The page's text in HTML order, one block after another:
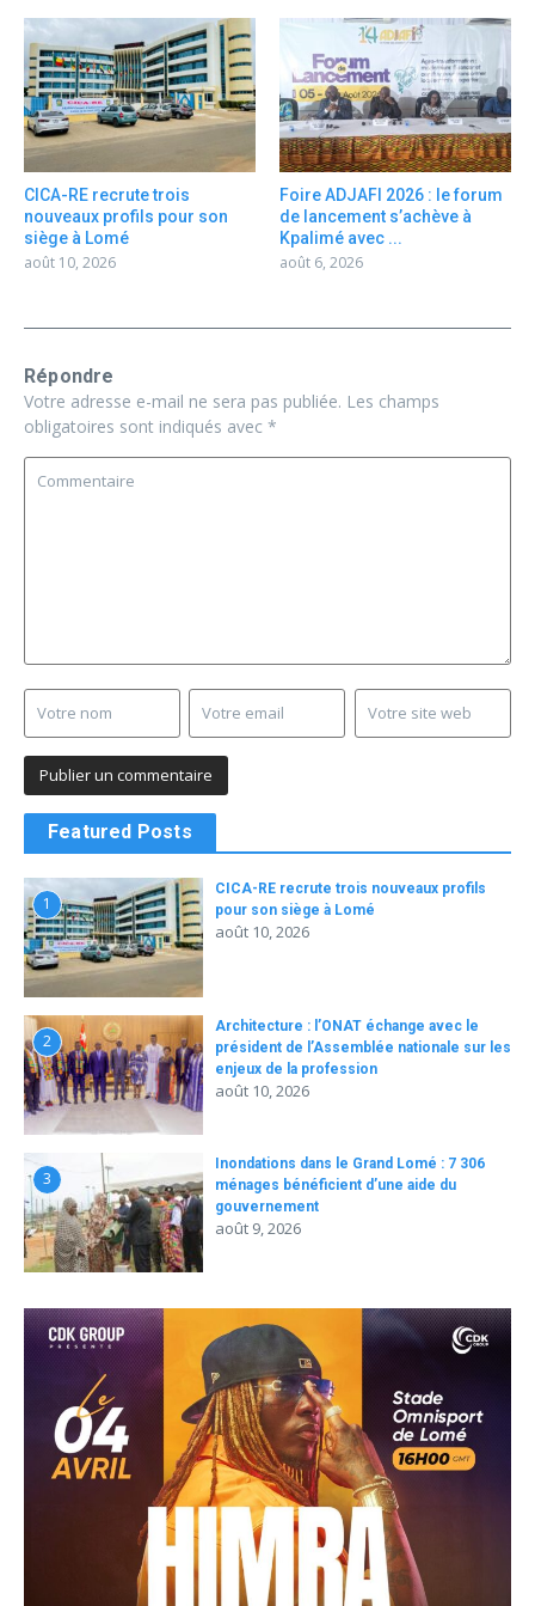
CICA-RE recrute trois
nouveaux profils pour son
siège à Lomé
août 10, 2026
Foire ADJAFI 2026 : le forum
de lancement s’achève à
Kpalimé avec ...
août 6, 2026
Répondre
Votre adresse e-mail ne sera pas publiée. Les champs
obligatoires sont indiqués avec *
Featured Posts
1
CICA-RE recrute trois nouveaux profils
pour son siège à Lomé
août 10, 2026
2
Architecture : l’ONAT échange avec le
président de l’Assemblée nationale sur les
enjeux de la profession
août 10, 2026
3
Inondations dans le Grand Lomé : 7 306
ménages bénéficient d’une aide du
gouvernement
août 9, 2026